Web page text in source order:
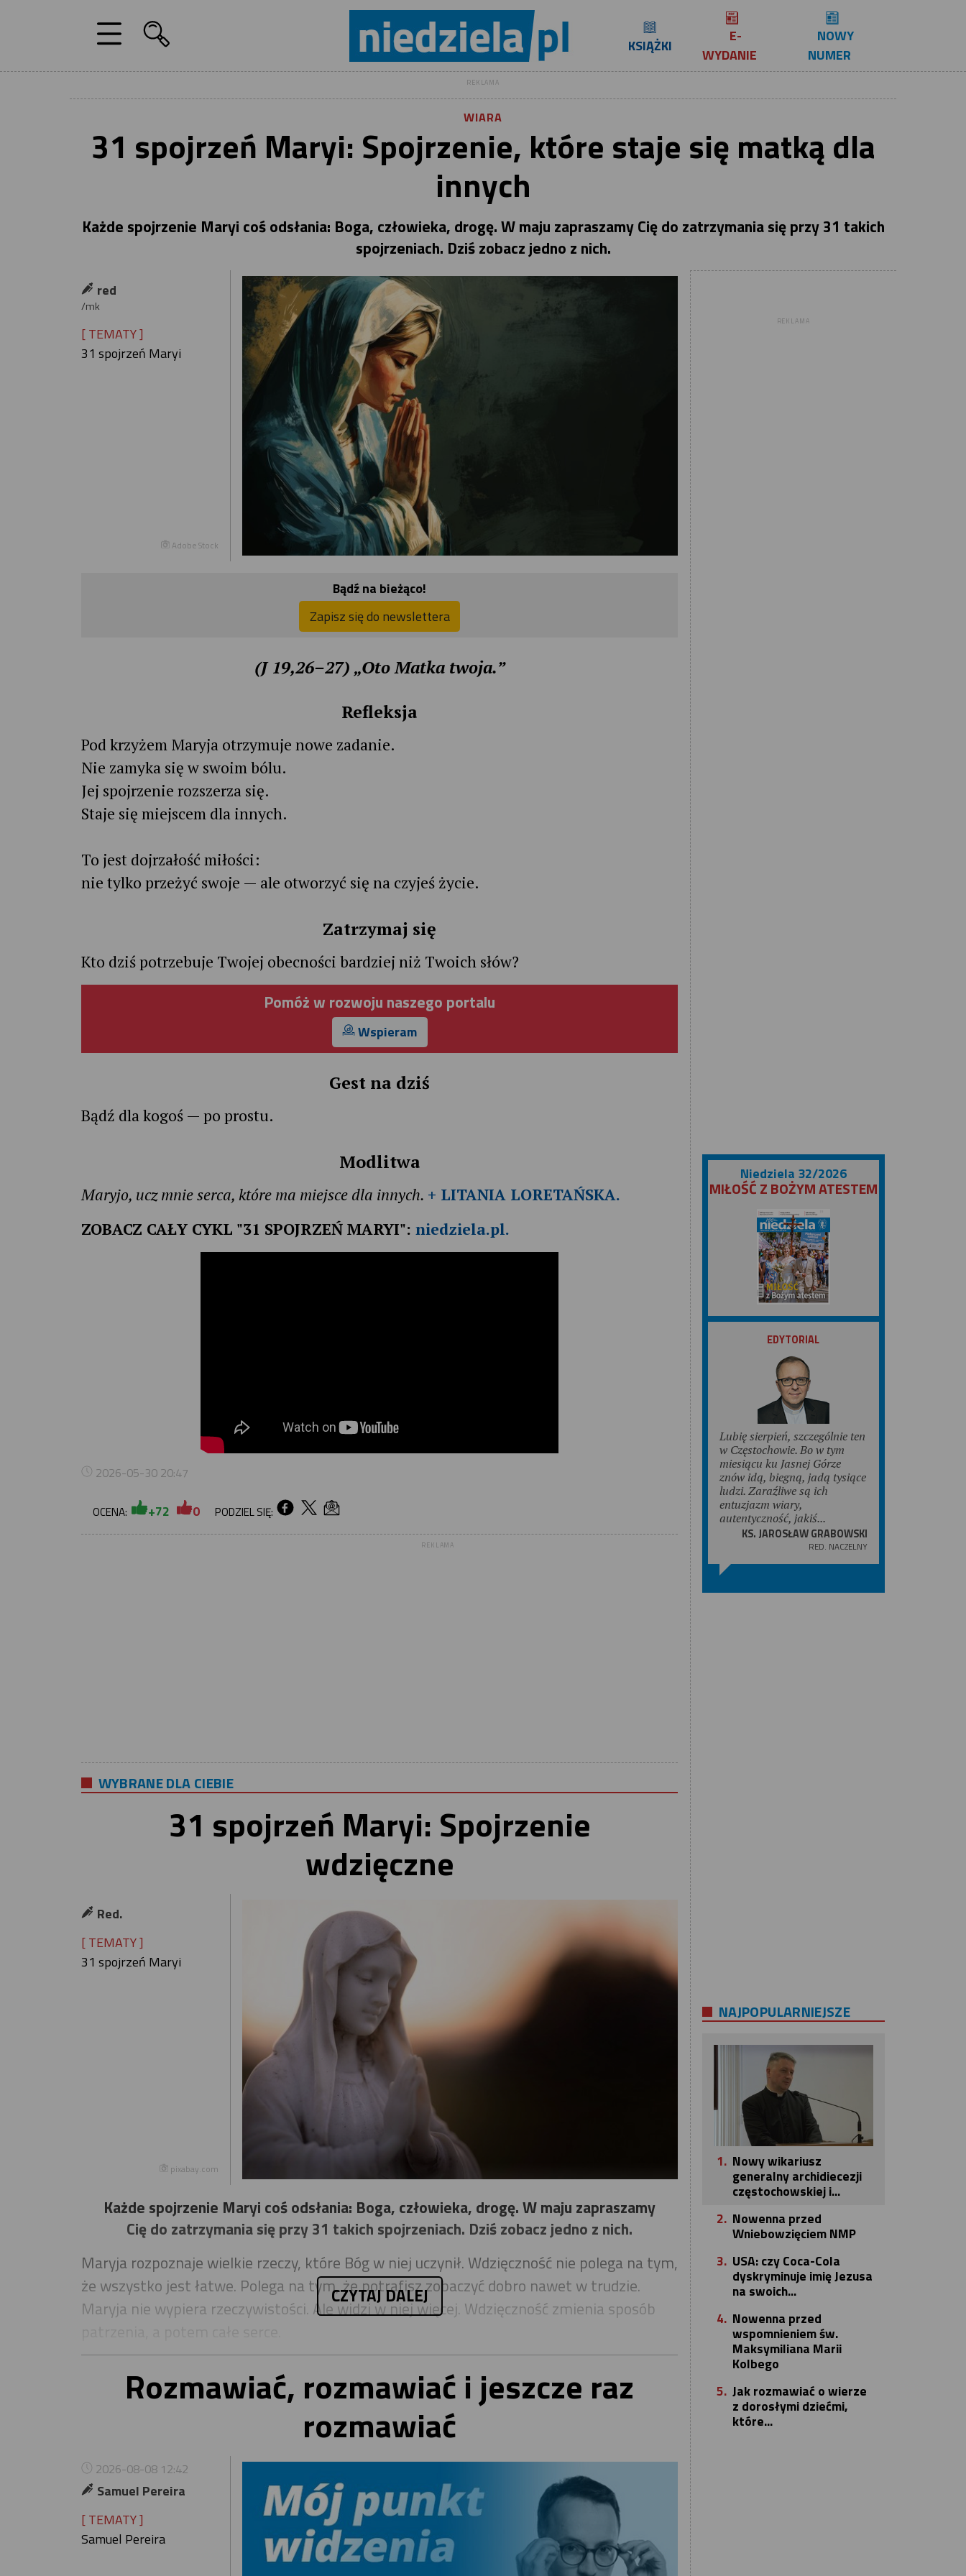
KSIĄŻKI
E-
WYDANIE
NOWY
NUMER
REKLAMA
WIARA
31 spojrzeń Maryi: Spojrzenie, które staje się matką dla
innych
Każde spojrzenie Maryi coś odsłania: Boga, człowieka, drogę. W maju zapraszamy Cię do zatrzymania się przy 31 takich
spojrzeniach. Dziś zobacz jedno z nich.
red
/mk
[ TEMATY ]
31 spojrzeń Maryi
Adobe Stock
Bądź na bieżąco!
Zapisz się do newslettera
(J 19,26–27) „Oto Matka twoja.”
Refleksja
Pod krzyżem Maryja otrzymuje nowe zadanie.
Nie zamyka się w swoim bólu.
Jej spojrzenie rozszerza się.
Staje się miejscem dla innych.
To jest dojrzałość miłości:
nie tylko przeżyć swoje — ale otworzyć się na czyjeś życie.
Zatrzymaj się
Kto dziś potrzebuje Twojej obecności bardziej niż Twoich słów?
Pomóż w rozwoju naszego portalu
Wspieram
Gest na dziś
Bądź dla kogoś — po prostu.
Modlitwa
Maryjo, ucz mnie serca, które ma miejsce dla innych. + LITANIA LORETAŃSKA.
ZOBACZ CAŁY CYKL "31 SPOJRZEŃ MARYI":niedziela.pl.
2026-05-30 20:47
OCENA: +72 0 PODZIEL SIĘ:
REKLAMA
WYBRANE DLA CIEBIE
31 spojrzeń Maryi: Spojrzenie
wdzięczne
Red.
[ TEMATY ]
31 spojrzeń Maryi
pixabay.com
Każde spojrzenie Maryi coś odsłania: Boga, człowieka, drogę. W maju zapraszamy
Cię do zatrzymania się przy 31 takich spojrzeniach. Dziś zobacz jedno z nich.
Maryja rozpoznaje wielkie rzeczy, które Bóg w niej uczynił. Wdzięczność nie polega na tym,
że wszystko jest łatwe. Polega na tym, że potrafisz zobaczyć dobro nawet w trudzie.
Maryja nie wypiera rzeczywistości. Ale widzi w niej więcej. Wdzięczność zmienia sposób
CZYTAJ DALEJ
Rozmawiać, rozmawiać i jeszcze raz
rozmawiać
2026-08-08 12:42
Samuel Pereira
[ TEMATY ]
Samuel Pereira
REKLAMA
Niedziela 32/2026
MIŁOŚĆ Z BOŻYM ATESTEM
ZOBACZ
EDYTORIAL
Lubię sierpień, szczególnie ten
w Częstochowie. Bo w tym
miesiącu ku Jasnej Górze
znów idą, biegną, jadą tysiące
ludzi. Zaraźliwe są ich
entuzjazm wiary,
autentyczność, jakiś...
KS. JAROSŁAW GRABOWSKI
RED. NACZELNY
NAJPOPULARNIEJSZE
1. Nowy wikariusz
generalny archidiecezji
częstochowskiej i...
2. Nowenna przed
Wniebowzięciem NMP
3. USA: czy Coca-Cola
dyskryminuje imię Jezusa
na swoich...
4. Nowenna przed
wspomnieniem św.
Maksymiliana Marii
Kolbego
5. Jak rozmawiać o wierze
z dorosłymi dziećmi,
które...